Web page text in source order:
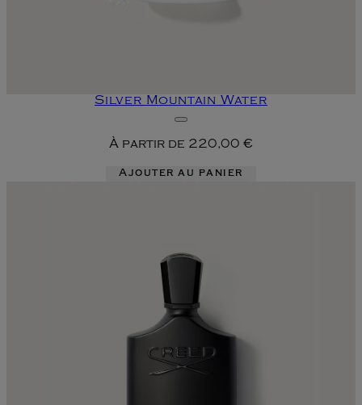
Silver Mountain Water
À partir de 220,00 €
Ajouter au panier